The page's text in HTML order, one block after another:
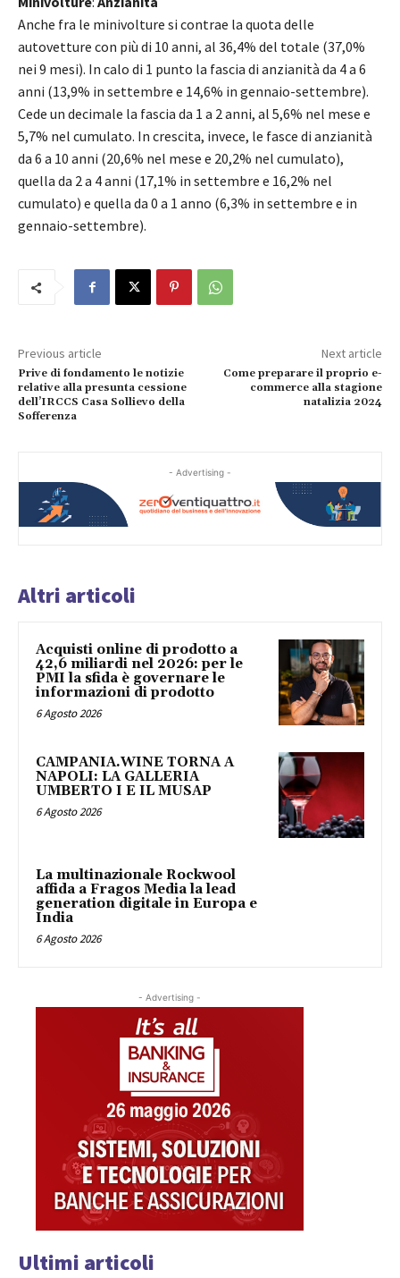
Anche fra le minivolture si contrae la quota delle
autovetture con più di 10 anni, al 36,4% del totale (37,0%
nei 9 mesi). In calo di 1 punto la fascia di anzianità da 4 a 6
anni (13,9% in settembre e 14,6% in gennaio-settembre).
Cede un decimale la fascia da 1 a 2 anni, al 5,6% nel mese e
5,7% nel cumulato. In crescita, invece, le fasce di anzianità
da 6 a 10 anni (20,6% nel mese e 20,2% nel cumulato),
quella da 2 a 4 anni (17,1% in settembre e 16,2% nel
cumulato) e quella da 0 a 1 anno (6,3% in settembre e in
gennaio-settembre).
Previous article
Prive di fondamento le notizie
relative alla presunta cessione
dell’IRCCS Casa Sollievo della
Sofferenza
Next article
Come preparare il proprio e-
commerce alla stagione
natalizia 2024
- Advertising -
Altri articoli
Acquisti online di prodotto a
42,6 miliardi nel 2026: per le
PMI la sfida è governare le
informazioni di prodotto
6 Agosto 2026
CAMPANIA.WINE TORNA A
NAPOLI: LA GALLERIA
UMBERTO I E IL MUSAP
6 Agosto 2026
La multinazionale Rockwool
affida a Fragos Media la lead
generation digitale in Europa e
India
6 Agosto 2026
- Advertising -
Ultimi articoli